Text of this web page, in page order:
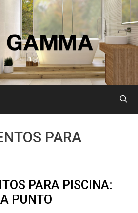
PARA
PARA PISCINA:
PUNTO